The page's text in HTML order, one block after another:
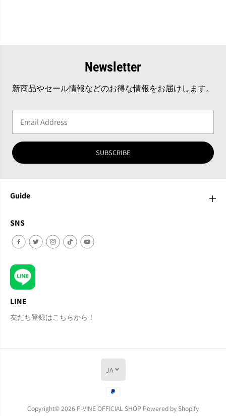
Newsletter
新商品やセール情報などのお得な情報をお届けします。
SUBSCRIBE
Guide
SNS
LINE
友だち登録はこちらから！
Copyright© 2026 P-VINE OFFICIAL SHOP Powered by Shopify
JA